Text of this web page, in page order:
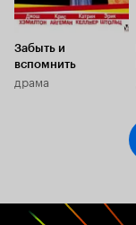
Забыть и
вспомнить
драма